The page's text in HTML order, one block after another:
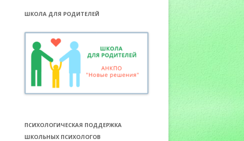
ШКОЛА ДЛЯ РОДИТЕЛЕЙ
ПСИХОЛОГИЧЕСКАЯ ПОДДЕРЖКА
ШКОЛЬНЫХ ПСИХОЛОГОВ